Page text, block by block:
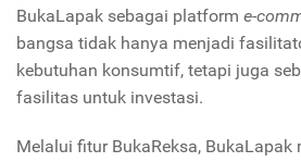
BukaLapak sebagai platform e-
bangsa tidak hanya menjadi
kebutuhan konsumtif, tetapi juga
fasilitas untuk investasi.
Melalui fitur BukaReksa, BukaLapak